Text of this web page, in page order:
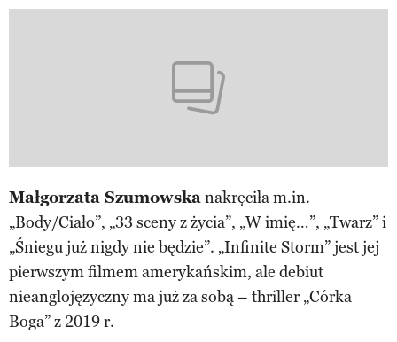
Małgorzata Szumowskanakręciła m.in.
„Body/Ciało”, „33 sceny z życia”, „W imię…”, „Twarz” i
„Śniegu już nigdy nie będzie”. „Infinite Storm” jest jej
pierwszym filmem amerykańskim, ale debiut
nieanglojęzyczny ma już za sobą – thriller „Córka
Boga” z 2019 r.